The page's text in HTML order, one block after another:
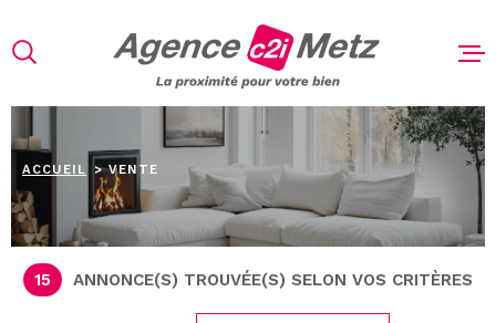
la
au
menu
au
contenu
LOUER
VENDRE
ACCUEIL VENTE
15 ANNONCE(S) TROUVÉE(S) SELON VOS CRITÈRES